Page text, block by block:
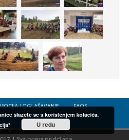
I OGLAŠAVANJE FAQS
slažete se s korištenjem kolačića.
U redu